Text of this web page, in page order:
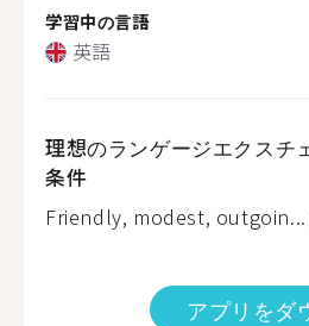
学習中の言語
英語
理想のランゲージエクスチ
条件
Friendly, modest, outgoin...
アプリをダ